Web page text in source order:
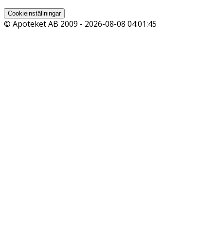
Cookieinställningar
© Apoteket AB 2009 - 2026-08-08 04:01:45